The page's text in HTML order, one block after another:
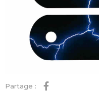
Partage :